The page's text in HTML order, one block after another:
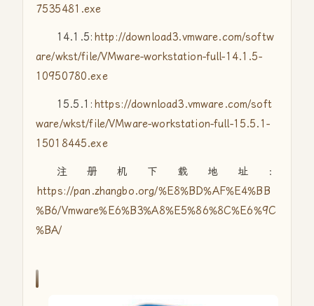
7535481.exe
14.1.5: http://download3.vmware.com/softw
are/wkst/file/VMware-workstation-full-14.1.5-
10950780.exe
15.5.1: https://download3.vmware.com/soft
ware/wkst/file/VMware-workstation-full-15.5.1-
15018445.exe
注册机下载地址：
https://pan.zhangbo.org/%E8%BD%AF%E4%BB
%B6/Vmware%E6%B3%A8%E5%86%8C%E6%9C
%BA/